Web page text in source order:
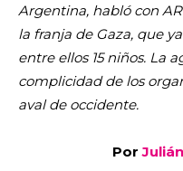
Argentina, habló con
la franja de Gaza, que
entre ellos 15 niños. La
complicidad de los
aval de occidente.
Por